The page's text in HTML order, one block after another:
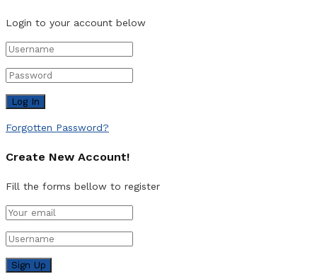
Login to your account below
Forgotten Password?
Create New Account!
Fill the forms bellow to register